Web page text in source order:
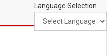
Language Selection